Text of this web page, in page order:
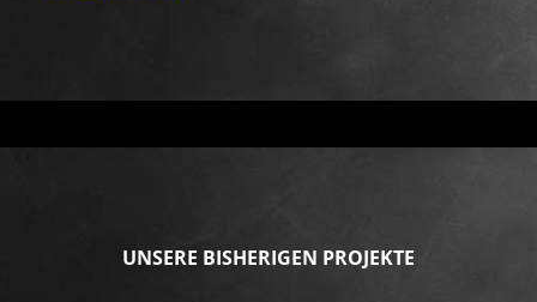
UNSERE BISHERIGEN PROJEKTE